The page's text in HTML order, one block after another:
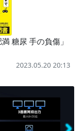
糖尿 手の負傷」
2023.05.20 20:13